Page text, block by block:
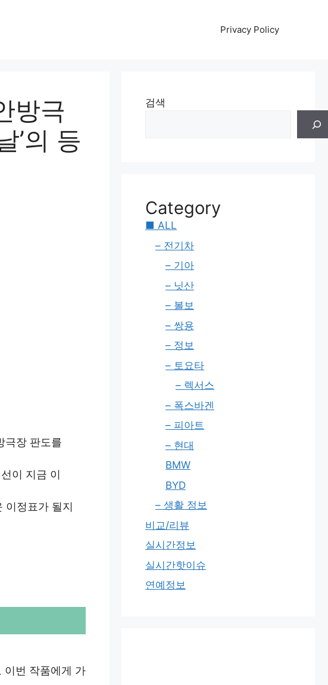
Privacy Policy
방극
’의 등
극장 판도를
이 지금 이
이정표가 될지
이번 작품에게 가
검색
Category
■ ALL
– 전기차
– 기아
– 닛산
– 볼보
– 쌍용
– 정보
– 토요타
– 렉서스
– 폭스바겐
– 피아트
– 현대
BMW
BYD
– 생활 정보
비교/리뷰
실시간정보
실시간핫이슈
연예정보